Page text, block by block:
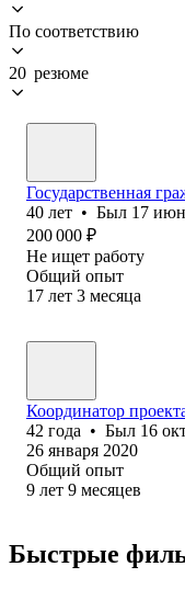
По соответствию
20 резюме
Государственная
40 лет • Был 17
200 000 ₽
Не ищет работу
Общий опыт
17 лет 3 месяца
Координатор
42 года • Был 16
26 января 2020
Общий опыт
9 лет 9 месяцев
Быстрые